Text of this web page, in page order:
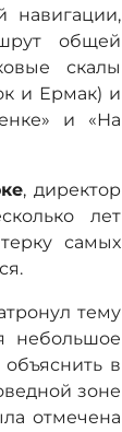
навигации,
общей
скалы
и Ермак) и
и «На
, директор
лет
самых
тему
небольшое
в
зоне
отмечена